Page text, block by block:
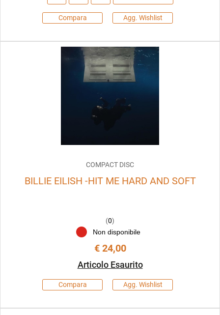
Compara Agg. Wishlist
COMPACT DISC
BILLIE EILISH -HIT ME HARD AND SOFT
(0)
Non disponibile
€ 24,00
Articolo Esaurito
Compara Agg. Wishlist